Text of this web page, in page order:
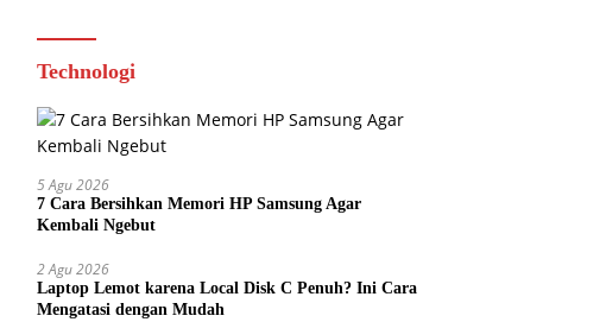
Technologi
5 Agu 2026
7 Cara Bersihkan Memori HP Samsung Agar
Kembali Ngebut
2 Agu 2026
Laptop Lemot karena Local Disk C Penuh? Ini Cara
Mengatasi dengan Mudah